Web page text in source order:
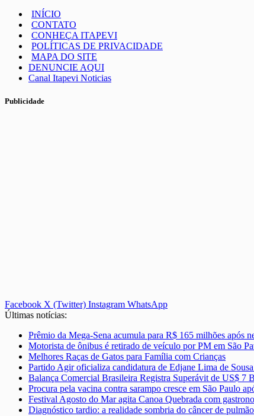
INÍCIO
CONTATO
CONHEÇA ITAPEVI
POLÍTICAS DE PRIVACIDADE
MAPA DO SITE
DENUNCIE AQUI
Canal Itapevi Noticias
Publicidade
Facebook X (Twitter) Instagram WhatsApp
Últimas notícias:
Prêmio da Mega-Sena acumula para R$ 165 milhões após
Motorista de ônibus é retirado de veículo por PM em São
Melhores Raças de Gatos para Família com Crianças
Partido Agir oficializa candidatura de Edjane Lima de
Balança Comercial Brasileira Registra Superávit de US$ 7
Procura pela vacina contra sarampo cresce em São Paulo
Festival Agosto do Mar agita Canoa Quebrada com
Diagnóstico tardio: a realidade sombria do câncer de